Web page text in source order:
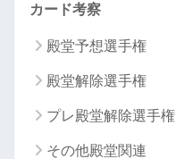
カード考察
殿堂予想選手権
殿堂解除選手権
プレ殿堂解除選手権
その他殿堂関連